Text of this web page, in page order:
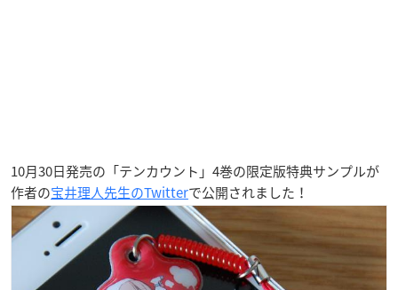
10月30日発売の「テンカウント」4巻の限定版特典サンプルが
作者の宝井理人先生のTwitterで公開されました！